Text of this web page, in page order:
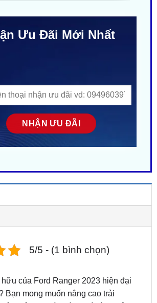
của Ford Ranger 2023 hiện đại
bảo an toàn tối đa và tận hưởng
trội?Gắn camera 360 Owin cho